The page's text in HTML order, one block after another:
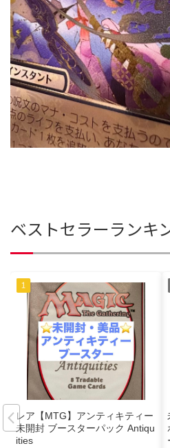
ベストセラーランキ
レア【MTG】アンティキティー
未開封 ブースターパック Antiqu
ities